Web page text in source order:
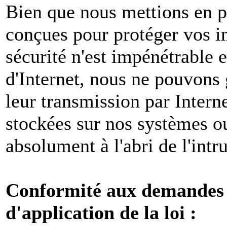
Bien que nous mettions en
conçues pour protéger vos
sécurité n'est impénétrable
d'Internet, nous ne
leur transmission par
stockées sur nos systèmes
absolument à l'abri de
Conformité aux
d'application de la loi :